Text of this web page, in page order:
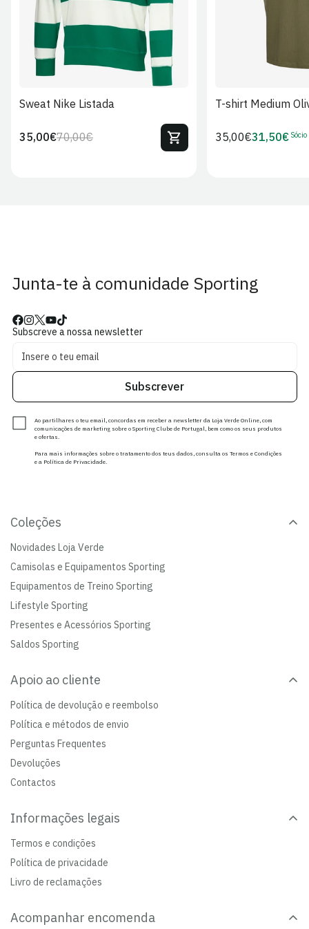
Sweat Nike Listada
Preço
70,00€Preço
35,00€
T-shirt Medium
Preço
35,00€Preço
31,50€ Sócio
Junta-te à comunidade Sporting
Subscreve a nossa newsletter
Subscrever
Ao partilhares o teu email, concordas em receber a newsletter da Loja Verde Online, com
comunicações de marketing sobre o Sporting Clube de Portugal, bem como os seus produtos
e ofertas.
Para mais informações sobre o tratamento dos teus dados, consulta os Termos e Condições
e a Política de Privacidade.
Coleções
Novidades Loja Verde
Camisolas e Equipamentos Sporting
Equipamentos de Treino Sporting
Lifestyle Sporting
Presentes e Acessórios Sporting
Saldos Sporting
Apoio ao cliente
Política de devolução e reembolso
Política e métodos de envio
Perguntas Frequentes
Devoluções
Contactos
Informações legais
Termos e condições
Política de privacidade
Livro de reclamações
Acompanhar encomenda